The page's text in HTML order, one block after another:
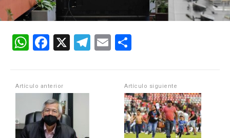
W
s
A
p
F
b
o
o
X
T
E
p
ar
tir
Artículo anterior Artículo siguiente